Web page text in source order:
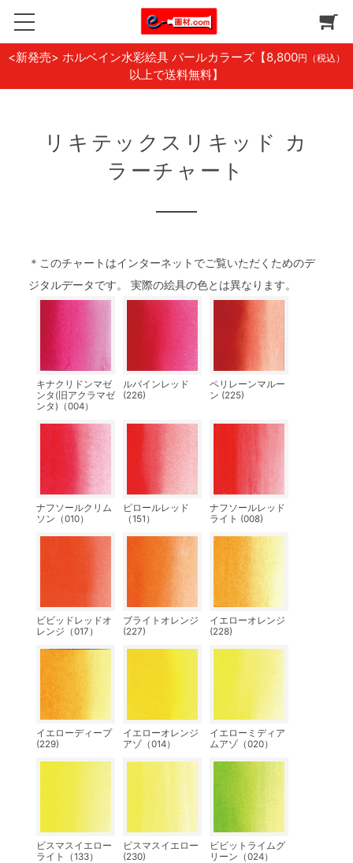
<新発売> ホルベイン水彩絵具 パールカラーズ 【8,800円（税込）
以上で送料無料】
リキテックスリキッド カ
ラーチャート
＊このチャートはインターネットでご覧いただくためのデ
ジタルデータです。 実際の絵具の色とは異なります。
キナクリドンマゼ
ンタ(旧アクラマゼ
ンタ)（004）
ルバインレッド
(226)
ペリレーンマルー
ン (225)
ナフソールクリム
ソン（010）
ピロールレッド
（151）
ナフソールレッド
ライト (008)
ビビッドレッドオ
レンジ（017）
ブライトオレンジ
(227)
イエローオレンジ
(228)
イエローディープ
(229)
イエローオレンジ
アゾ（014）
イエローミディア
ムアゾ（020）
ビスマスイエロー
ライト（133）
ビスマスイエロー
(230)
ビビットライムグ
リーン（024）